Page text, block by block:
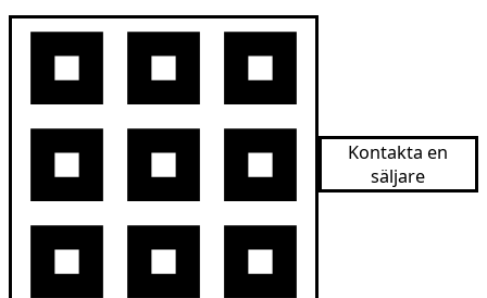
Kontakta en
säljare